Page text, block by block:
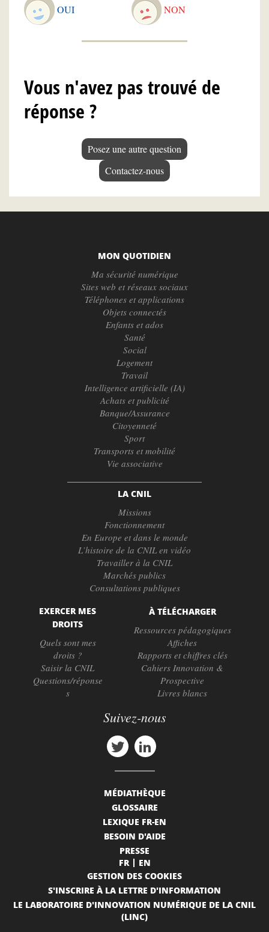
OUI NON
Vous n'avez pas trouvé de
réponse ?
Posez une autre question
Contactez-nous
MON QUOTIDIEN
Ma sécurité numérique
Sites web et réseaux sociaux
Téléphones et applications
Objets connectés
Enfants et ados
Santé
Social
Logement
Travail
Intelligence artificielle (IA)
Achats et publicité
Banque/Assurance
Citoyenneté
Sport
Transports et mobilité
Vie associative
LA CNIL
Missions
Fonctionnement
En Europe et dans le monde
L’histoire de la CNIL en vidéo
Travailler à la CNIL
Marchés publics
Consultations publiques
EXERCER MES
DROITS
Quels sont mes
droits ?
Saisir la CNIL
Questions/réponse
s
À TÉLÉCHARGER
Ressources pédagogiques
Affiches
Rapports et chiffres clés
Cahiers Innovation &
Prospective
Livres blancs
Suivez-nous
MÉDIATHÈQUE
GLOSSAIRE
LEXIQUE FR-EN
BESOIN D'AIDE
PRESSE
FR
EN
GESTION DES COOKIES
S'INSCRIRE À LA LETTRE D'INFORMATION
LE LABORATOIRE D'INNOVATION NUMÉRIQUE DE LA CNIL
(LINC)